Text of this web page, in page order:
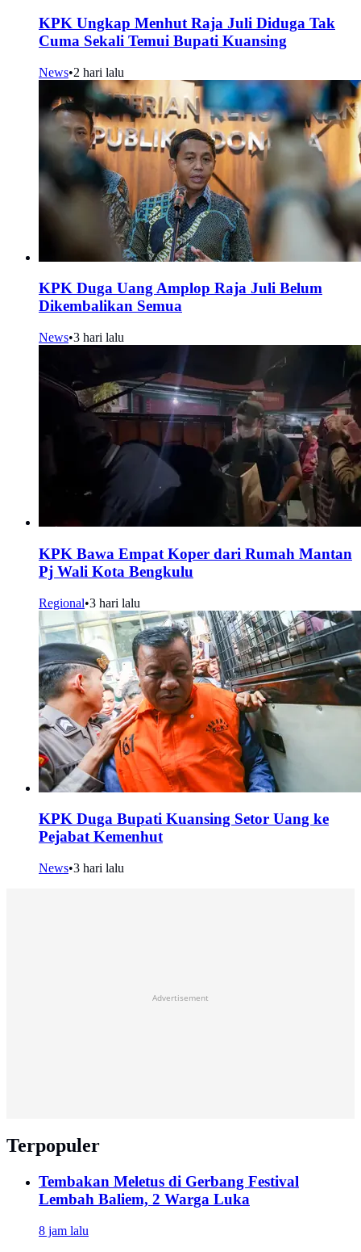
KPK Ungkap Menhut Raja Juli Diduga Tak
Cuma Sekali Temui Bupati Kuansing
News•2 hari lalu
KPK Duga Uang Amplop Raja Juli Belum
Dikembalikan Semua
News•3 hari lalu
KPK Bawa Empat Koper dari Rumah Mantan
Pj Wali Kota Bengkulu
Regional•3 hari lalu
KPK Duga Bupati Kuansing Setor Uang ke
Pejabat Kemenhut
News•3 hari lalu
Advertisement
Terpopuler
Tembakan Meletus di Gerbang Festival
Lembah Baliem, 2 Warga Luka
8 jam lalu